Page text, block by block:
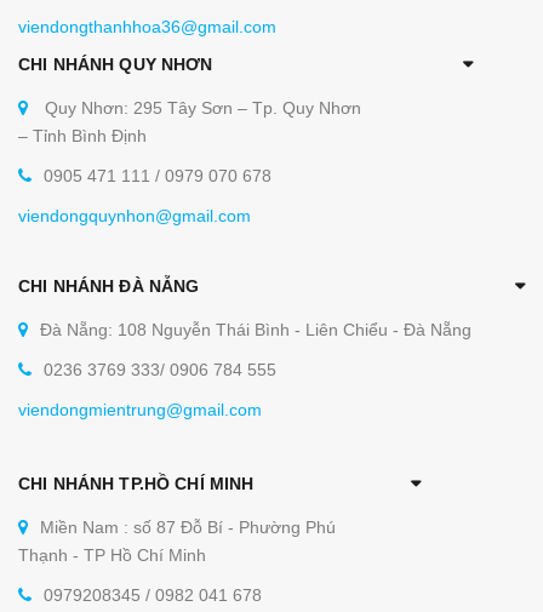
viendongthanhhoa36@gmail.com
CHI NHÁNH QUY NHƠN
Quy Nhơn: 295 Tây Sơn – Tp. Quy Nhơn
– Tỉnh Bình Định
0905 471 111 / 0979 070 678
viendongquynhon@gmail.com
CHI NHÁNH ĐÀ NẴNG
Đà Nẵng: 108 Nguyễn Thái Bình - Liên Chiểu - Đà Nẵng
0236 3769 333/ 0906 784 555
viendongmientrung@gmail.com
CHI NHÁNH TP.HỒ CHÍ MINH
Miền Nam : số 87 Đỗ Bí - Phường Phú
Thạnh - TP Hồ Chí Minh
0979208345 / 0982 041 678